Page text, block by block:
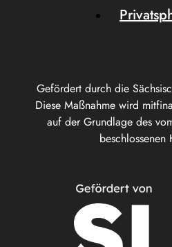
Gefördert durch die
Diese Maßnahme wird
auf der Grundlage des
beschlossenen